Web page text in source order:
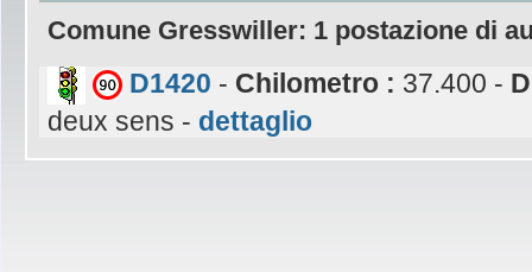
Comune Gresswiller: 1 postazione di
D1420 - Chilometro : 37.400 -
deux sens - dettaglio